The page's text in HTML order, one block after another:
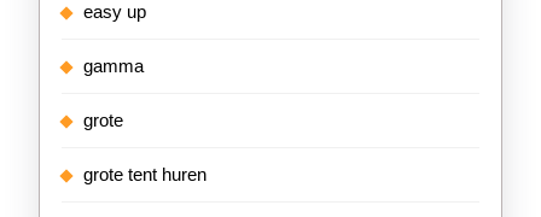
easy up
gamma
grote
grote tent huren